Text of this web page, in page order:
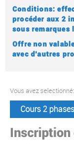
Conditions:
procéder aux 2
sous remarques
Offre non
avec d'autres
Vous avez selectionné:
Cours 2
Inscription